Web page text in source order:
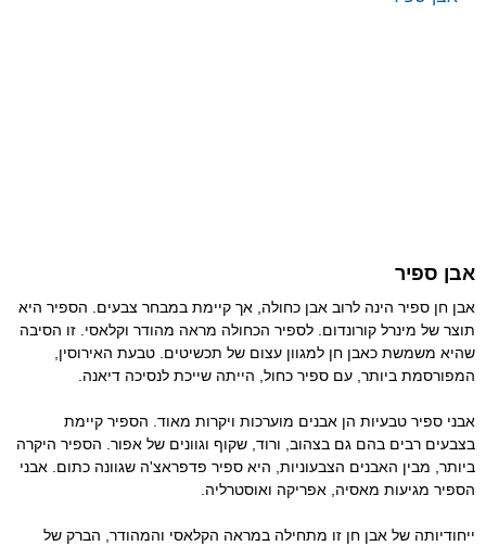
אבן ספיר
אבן חן ספיר הינה לרוב אבן כחולה, אך קיימת במבחר צבעים. הספיר היא
תוצר של מינרל קורונדום. לספיר הכחולה מראה מהודר וקלאסי. זו הסיבה
שהיא משמשת כאבן חן למגוון עצום של תכשיטים. טבעת האירוסין,
המפורסמת ביותר, עם ספיר כחול, הייתה שייכת לנסיכה דיאנה.
אבני ספיר טבעיות הן אבנים מוערכות ויקרות מאוד. הספיר קיימת
בצבעים רבים בהם גם בצהוב, ורוד, שקוף וגוונים של אפור. הספיר היקרה
ביותר, מבין האבנים הצבעוניות, היא ספיר פדפראצ'ה שגוונה כתום. אבני
הספיר מגיעות מאסיה, אפריקה ואוסטרליה.
ייחודיותה של אבן חן זו מתחילה במראה הקלאסי והמהודר, הברק של